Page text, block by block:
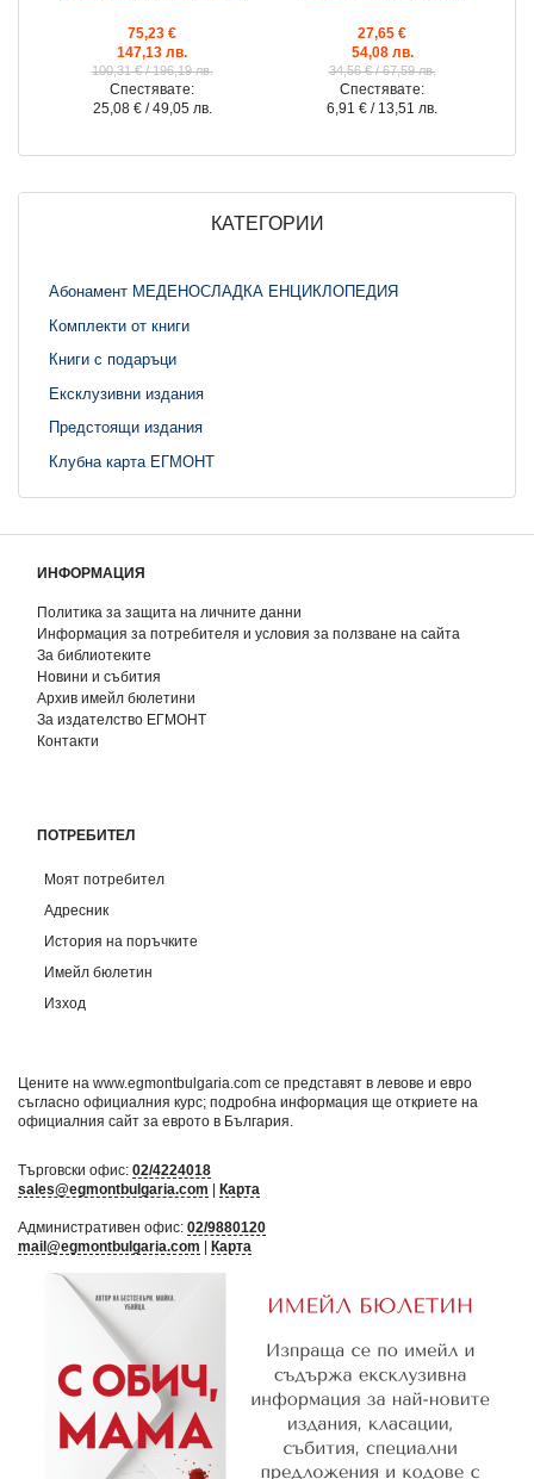
75,23 €
147,13 лв.
100,31 €/ 196,19 лв.
Спестявате:
25,08 € / 49,05 лв.
27,65 €
54,08 лв.
34,56 €/ 67,59 лв.
Спестявате:
6,91 € / 13,51 лв.
КАТЕГОРИИ
Абонамент МЕДЕНОСЛАДКА ЕНЦИКЛОПЕДИЯ
Комплекти от книги
Книги с подаръци
Ексклузивни издания
Предстоящи издания
Клубна карта ЕГМОНТ
ИНФОРМАЦИЯ
Политика за защита на личните данни
Информация за потребителя и условия за ползване на сайта
За библиотеките
Новини и събития
Архив имейл бюлетини
За издателство ЕГМОНТ
Контакти
ПОТРЕБИТЕЛ
Моят потребител
Адресник
История на поръчките
Имейл бюлетин
Изход
Цените на www.egmontbulgaria.com се представят в левове и евро
съгласно официалния курс; подробна информация ще откриете на
официалния сайт за еврото в България
Търговски офис: 02/4224018
sales@egmontbulgaria.com | Карта
Административен офис: 02/9880120
mail@egmontbulgaria.com | Карта